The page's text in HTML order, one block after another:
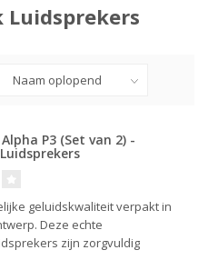
Luidsprekers
Alpha P3 (Set van 2) -
geluidskwaliteit verpakt in
Deze echte
zijn zorgvuldig